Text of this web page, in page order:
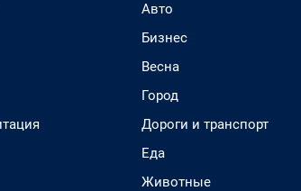
Авто
Бизнес
Весна
Город
Дороги и транспорт
Еда
Животные